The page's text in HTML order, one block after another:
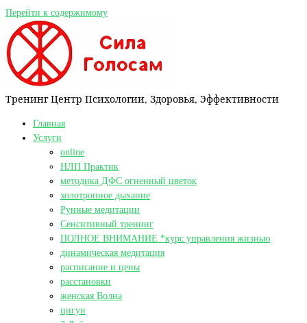
Перейти к содержимому
Тренинг Центр Психологии, Здоровья, Эффективности
Главная
Услуги
online
НЛП Практик
методика ДФС огненный цветок
холотропное дыхание
Рунные медитации
Сенситивный тренинг
ПОЛНОЕ ВНИМАНИЕ *курс управления жизнью
динамическая медитация
расписание и цены
расстановки
женская Волна
цигун